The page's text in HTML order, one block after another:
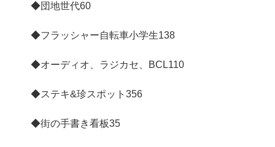
◆団地世代60
◆フラッシャー自転車小学生138
◆オーディオ、ラジカセ、BCL110
◆ステキ&珍スポット 356
◆街の手書き看板35